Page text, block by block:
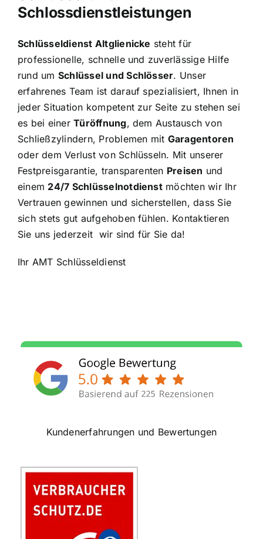
Schlossdienstleistungen
Schlüsseldienst Altglienicke steht für
professionelle, schnelle und zuverlässige Hilfe
rund um Schlüssel und Schlösser. Unser
erfahrenes Team ist darauf spezialisiert, Ihnen in
jeder Situation kompetent zur Seite zu stehen sei
es bei einerTüröffnung, dem Austausch von
Schließzylindern, Problemen mit Garagentoren
oder dem Verlust von Schlüsseln. Mit unserer
Festpreisgarantie, transparenten Preisen und
einem 24/7 Schlüsselnotdienstmöchten wir Ihr
Vertrauen gewinnen und sicherstellen, dass Sie
sich stets gut aufgehoben fühlen. Kontaktieren
Sie uns jederzeit wir sind für Sie da!
Ihr AMT Schlüsseldienst
Kundenerfahrungen und Bewertungen